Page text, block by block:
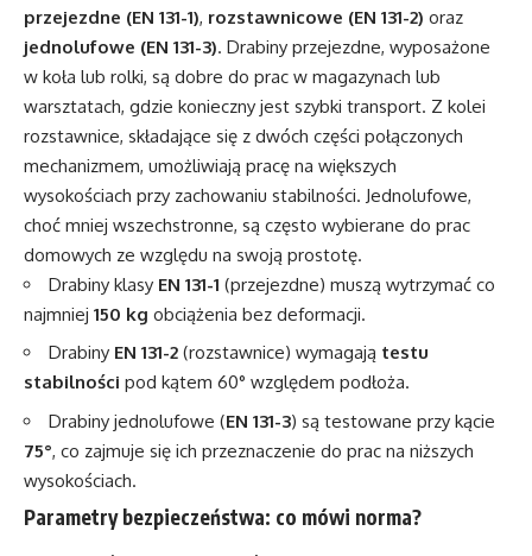
przejezdne (EN 131-1), rozstawnicowe (EN 131-2) oraz
jednolufowe (EN 131-3). Drabiny przejezdne, wyposażone
w koła lub rolki, są dobre do prac w magazynach lub
warsztatach, gdzie konieczny jest szybki transport. Z kolei
rozstawnice, składające się z dwóch części połączonych
mechanizmem, umożliwiają pracę na większych
wysokościach przy zachowaniu stabilności. Jednolufowe,
choć mniej wszechstronne, są często wybierane do prac
domowych ze względu na swoją prostotę.
Drabiny klasy EN 131-1 (przejezdne) muszą wytrzymać co
najmniej 150 kg obciążenia bez deformacji.
Drabiny EN 131-2 (rozstawnice) wymagają testu
stabilności pod kątem 60° względem podłoża.
Drabiny jednolufowe (EN 131-3) są testowane przy kącie
75°, co zajmuje się ich przeznaczenie do prac na niższych
wysokościach.
Parametry bezpieczeństwa: co mówi norma?